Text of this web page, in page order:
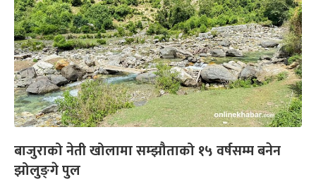
बाजुराको नेती खोलामा सम्झौताको १५ वर्षसम्म बनेन
झोलुङ्‍गे पुल